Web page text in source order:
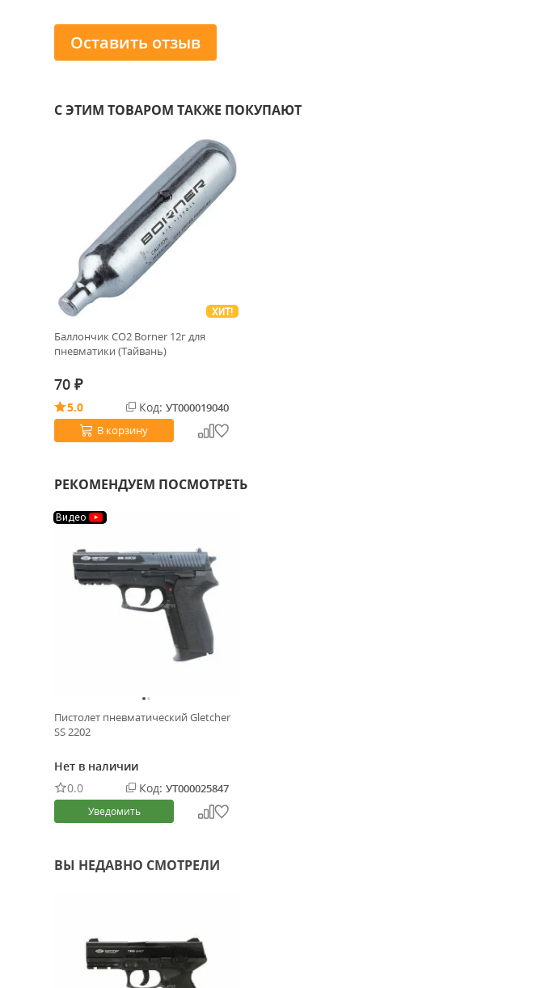
Оставить отзыв
С ЭТИМ ТОВАРОМ ТАКЖЕ ПОКУПАЮТ
ХИТ!
Баллончик CO2 Borner 12г для
пневматики (Тайвань)
70 ₽
5.0 Код: УТ000019040
В корзину
РЕКОМЕНДУЕМ ПОСМОТРЕТЬ
Видео
Пистолет пневматический Gletcher
SS 2202
Нет в наличии
0.0
Код: УТ000025847
Уведомить
ВЫ НЕДАВНО СМОТРЕЛИ